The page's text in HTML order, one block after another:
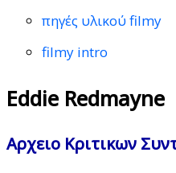
πηγές υλικού filmy
filmy intro
Eddie Redmayne
Αρχειο Κριτικων